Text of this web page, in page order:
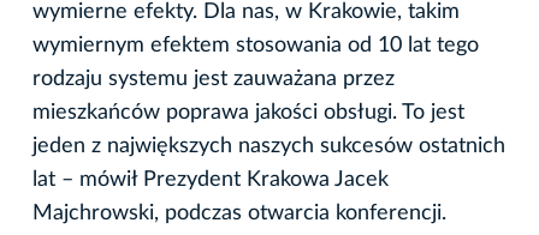
wymierne efekty. Dla nas, w Krakowie, takim
wymiernym efektem stosowania od 10 lat tego
rodzaju systemu jest zauważana przez
mieszkańców poprawa jakości obsługi. To jest
jeden z największych naszych sukcesów ostatnich
lat – mówił Prezydent Krakowa Jacek
Majchrowski, podczas otwarcia konferencji.